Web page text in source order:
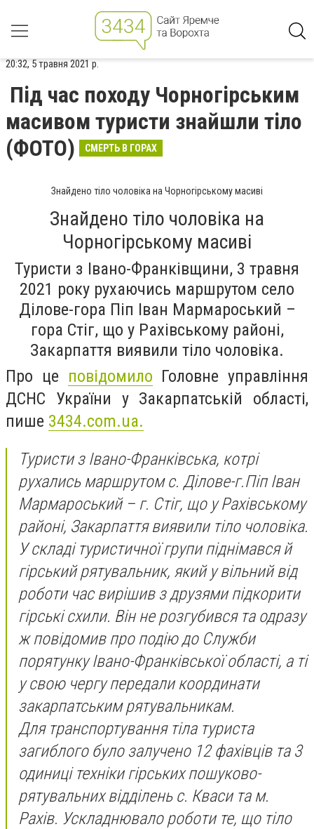
20:32, 5 травня 2021 р.
Під час походу Чорногірським
масивом туристи знайшли тіло
(ФОТО)
СМЕРТЬ В ГОРАХ
Знайдено тіло чоловіка на Чорногірському масиві
Знайдено тіло чоловіка на
Чорногірському масиві
Туристи з Івано-Франківщини, 3 травня
2021 року рухаючись маршрутом село
Ділове-гора Піп Іван Мармароський –
гора Стіг, що у Рахівському районі,
Закарпаття виявили тіло чоловіка.
Про це повідомило Головне управління
ДСНС України у Закарпатській області,
пише 3434.com.ua.
Туристи з Івано-Франківська, котрі
рухались маршрутом с. Ділове-г.Піп Іван
Мармароський – г. Стіг, що у Рахівському
районі, Закарпаття виявили тіло чоловіка.
У складі туристичної групи піднімався й
гірський рятувальник, який у вільний від
роботи час вирішив з друзями підкорити
гірські схили. Він не розгубився та одразу
ж повідомив про подію до Служби
порятунку Івано-Франківської області, а ті
у свою чергу передали координати
закарпатським рятувальникам.
Для транспортування тіла туриста
загиблого було залучено 12 фахівців та 3
одиниці техніки гірських пошуково-
рятувальних відділень с. Кваси та м.
Рахів. Ускладнювало роботи те, що тіло